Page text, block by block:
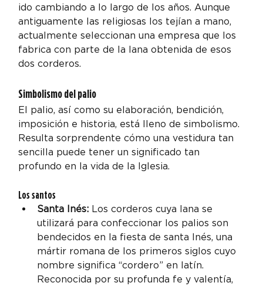
ido cambiando a lo largo de los años. Aunque
antiguamente las religiosas los tejían a mano,
actualmente seleccionan una empresa que los
fabrica con parte de la lana obtenida de esos
dos corderos.
Simbolismo del palio
El palio, así como su elaboración, bendición,
imposición e historia, está lleno de simbolismo.
Resulta sorprendente cómo una vestidura tan
sencilla puede tener un significado tan
profundo en la vida de la Iglesia.
Los santos
Santa Inés: Los corderos cuya lana se
utilizará para confeccionar los palios son
bendecidos en la fiesta de santa Inés, una
mártir romana de los primeros siglos cuyo
nombre significa “cordero” en latín.
Reconocida por su profunda fe y valentía,